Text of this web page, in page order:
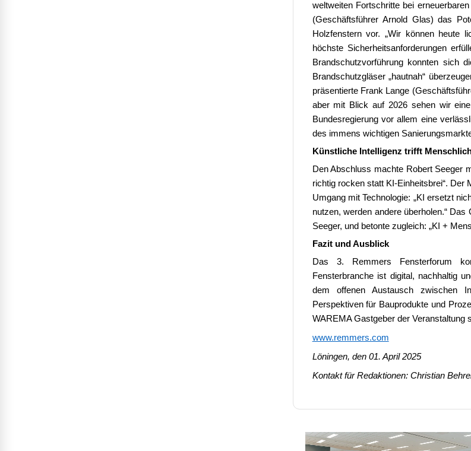
weltweiten Fortschritte bei
(Geschäftsführer Arnold Glas) das
Holzfenstern vor. „Wir können heute
höchste Sicherheitsanforderungen
Brandschutzvorführung konnten sich
Brandschutzgläser „hautnah“
präsentierte Frank Lange
aber mit Blick auf 2026 sehen wir
Bundesregierung vor allem eine
des immens wichtigen
Künstliche Intelligenz trifft
Den Abschluss machte Robert Seeger
richtig rocken statt KI-Einheitsbrei“. Der
Umgang mit Technologie: „KI ersetzt
nutzen, werden andere überholen.“
Seeger, und betonte zugleich: „KI +
Fazit und Ausblick
Das 3. Remmers Fensterforum
Fensterbranche ist digital, nachhaltig
dem offenen Austausch zwischen
Perspektiven für Bauprodukte und
WAREMA Gastgeber der Veranstaltung
www.remmers.com
Löningen, den 01. April 2025
Kontakt für Redaktionen: Christian